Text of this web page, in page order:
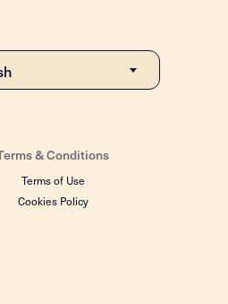
& Conditions
Terms of Use
Cookies Policy